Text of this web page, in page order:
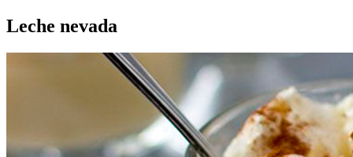
Leche nevada